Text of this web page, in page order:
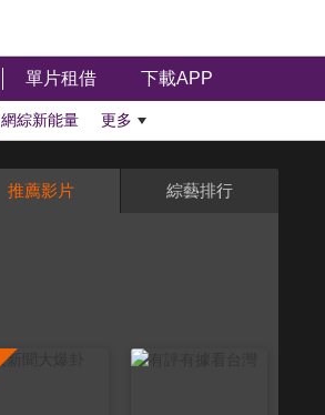
單片租借 下載APP
網綜新能量 更多
推薦影片 綜藝排行